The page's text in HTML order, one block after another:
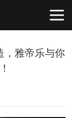
，雅帝乐与你